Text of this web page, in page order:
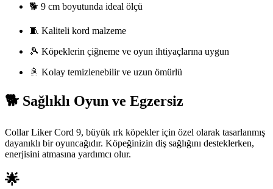
🐕 9 cm boyutunda ideal ölçü
🧵 Kaliteli kord malzeme
🎾 Köpeklerin çiğneme ve oyun ihtiyaçlarına uygun
🚿 Kolay temizlenebilir ve uzun ömürlü
🐕 Sağlıklı Oyun ve Egzersiz
Collar Liker Cord 9, büyük ırk köpekler için özel olarak tasarlanmış
dayanıklı bir oyuncağıdır. Köpeğinizin diş sağlığını desteklerken,
enerjisini atmasına yardımcı olur.
🌟